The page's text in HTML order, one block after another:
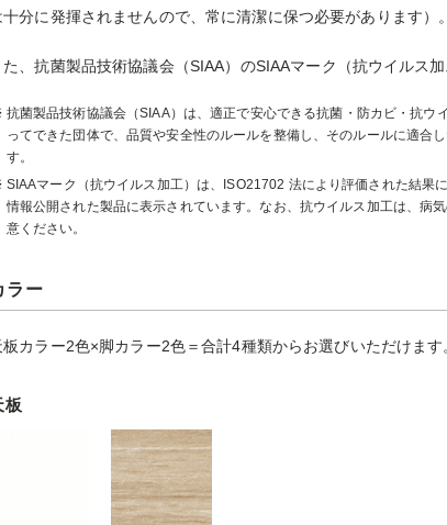
十分に発揮されませんので、常に清潔に保つ必要があります）。
た、抗菌製品技術協議会（SIAA）のSIAAマーク（抗ウイルス加
抗菌製品技術協議会（SIAA）は、適正で安心できる抗菌・防カビ・抗ウ
ってできた団体で、品質や安全性のルールを整備し、そのルールに適合
す。
SIAAマーク（抗ウイルス加工）は、ISO21702 法により評価された結果
情報公開された製品に表示されています。なお、抗ウイルス加工は、病
意ください。
ラー
板カラー2色×脚カラー2色＝合計4種類からお選びいただけます
板